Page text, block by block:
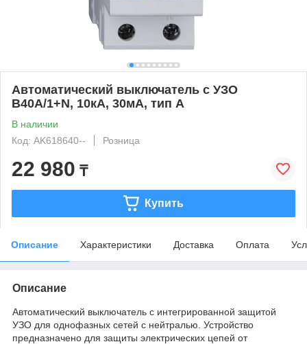
Автоматический выключатель с УЗО
B40А/1+N, 10кА, 30мА, тип А
В наличии
Код: AK618640--
Розница
22 980 ₸
Купить
Описание Характеристики Доставка Оплата
Описание
Автоматический выключатель с интегрированной защитой
УЗО для однофазных сетей с нейтралью. Устройство
предназначено для защиты электрических цепей от